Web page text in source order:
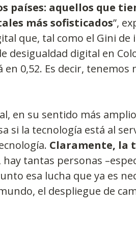
países: aquellos que
más sofisticados”,
que, tal como el Gini de
desigualdad digital en
0,52. Es decir, tenemos
en su sentido más
si la tecnología está al
Claramente, la
hay tantas personas
esa lucha que ya es
el despliegue de